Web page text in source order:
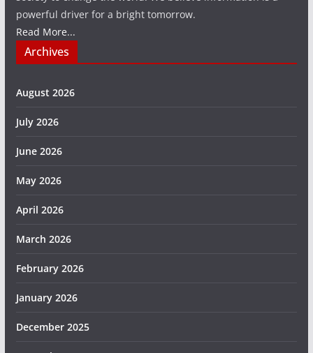
powerful driver for a bright tomorrow.
Read More...
Archives
August 2026
July 2026
June 2026
May 2026
April 2026
March 2026
February 2026
January 2026
December 2025